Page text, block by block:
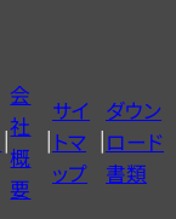
会
社
概
要
サイ
トマ
ップ
ダウン
ロード
書類